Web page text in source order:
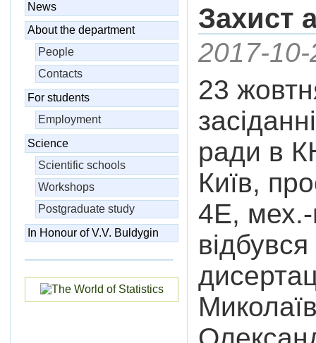
News
About the department
People
Contacts
For students
Employment
Science
Scientific schools
Workshops
Postgraduate study
In Honour of V.V. Buldygin
Захист
2017-10-
23
ради в
Київ,
4Е,